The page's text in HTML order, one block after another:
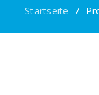
Startseite /